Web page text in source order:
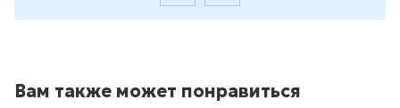
Вам также может понравиться